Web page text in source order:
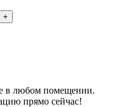
в любом помещении.
прямо сейчас!